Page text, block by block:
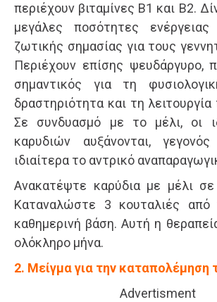
περιέχουν βιταμίνες Β1 και Β2.
μεγάλες ποσότητες ενέργειας
ζωτικής σημασίας για τους
Περιέχουν επίσης ψευδάργυρο,
σημαντικός για τη
δραστηριότητα και τη
Σε συνδυασμό με το μέλι, οι
καρυδιών αυξάνονται,
ιδιαίτερα το αντρικό
Ανακατέψτε καρύδια με μέλι σε
Καταναλώστε 3 κουταλιές από
καθημερινή βάση. Αυτή η
ολόκληρο μήνα.
2. Μείγμα για την καταπολέμηση
Advertisment